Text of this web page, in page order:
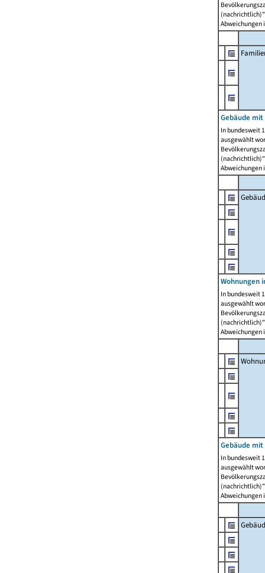
Abweichungen
Gebäude
In bundesweit
ausgewählt
Abweichungen
Wohnungen
In bundesweit
ausgewählt
Abweichungen
Gebäude
In bundesweit
ausgewählt
Abweichungen